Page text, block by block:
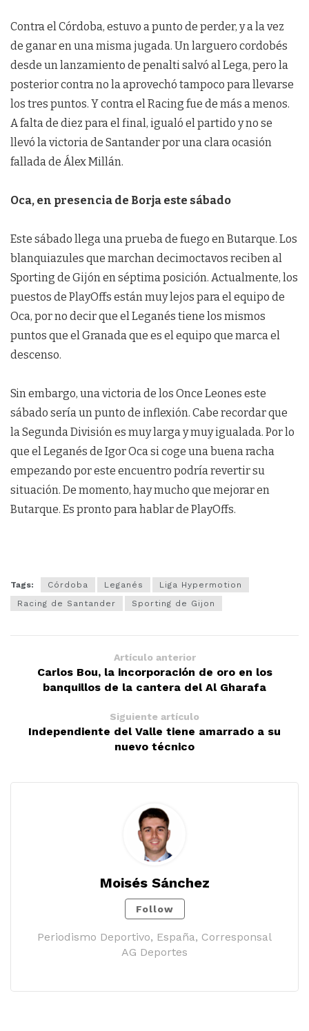
Contra el Córdoba, estuvo a punto de perder, y a la vez
de ganar en una misma jugada. Un larguero cordobés
desde un lanzamiento de penalti salvó al Lega, pero la
posterior contra no la aprovechó tampoco para llevarse
los tres puntos. Y contra el Racing fue de más a menos.
A falta de diez para el final, igualó el partido y no se
llevó la victoria de Santander por una clara ocasión
fallada de Álex Millán.
Oca, en presencia de Borja este sábado
Este sábado llega una prueba de fuego en Butarque. Los
blanquiazules que marchan decimoctavos reciben al
Sporting de Gijón en séptima posición. Actualmente, los
puestos de PlayOffs están muy lejos para el equipo de
Oca, por no decir que el Leganés tiene los mismos
puntos que el Granada que es el equipo que marca el
descenso.
Sin embargo, una victoria de los Once Leones este
sábado sería un punto de inflexión. Cabe recordar que
la Segunda División es muy larga y muy igualada. Por lo
que el Leganés de Igor Oca si coge una buena racha
empezando por este encuentro podría revertir su
situación. De momento, hay mucho que mejorar en
Butarque. Es pronto para hablar de PlayOffs.
Tags: Córdoba Leganés
Liga Hypermotion
Racing de Santander
Sporting de Gijon
Artículo anterior
Carlos Bou, la incorporación de oro en los
banquillos de la cantera del Al Gharafa
Siguiente artículo
Independiente del Valle tiene amarrado a su
nuevo técnico
Moisés Sánchez
Follow
Periodismo Deportivo, España, Corresponsal
AG Deportes